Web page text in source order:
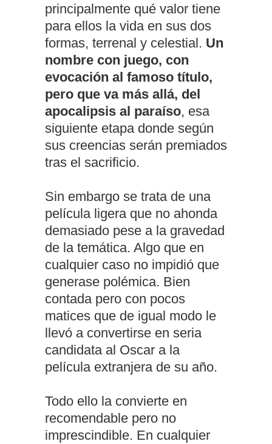
principalmente qué valor tiene
para ellos la vida en sus dos
formas, terrenal y celestial. Un
nombre con juego, con
evocación al famoso título,
pero que va más allá, del
apocalipsis al paraíso, esa
siguiente etapa donde según
sus creencias serán premiados
tras el sacrificio.
Sin embargo se trata de una
película ligera que no ahonda
demasiado pese a la gravedad
de la temática. Algo que en
cualquier caso no impidió que
generase polémica. Bien
contada pero con pocos
matices que de igual modo le
llevó a convertirse en seria
candidata al Oscar a la
película extranjera de su año.
Todo ello la convierte en
recomendable pero no
imprescindible. En cualquier